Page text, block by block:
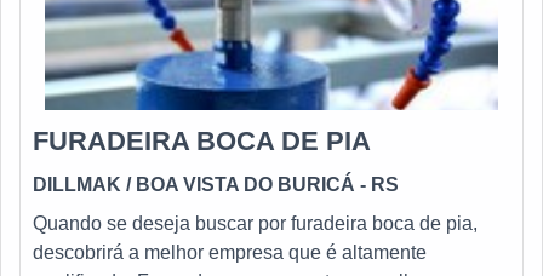
FURADEIRA BOCA DE PIA
DILLMAK / BOA VISTA DO BURICÁ - RS
Quando se deseja buscar por furadeira boca de pia,
descobrirá a melhor empresa que é altamente